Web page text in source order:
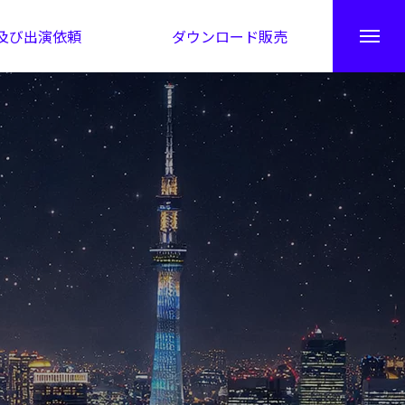
び出演依頼 ダウンロード販売
秘伝公開！吉凶カレンダー